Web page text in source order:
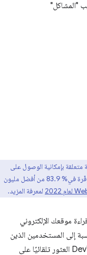
"المشاكل"
متعلقة بإمكانية الوصول على
الويب. في شباط (فبراير) 2022، كانت هذه المشكلة متوفّرة في% 83.9 من أفضل مليون
لمعرفة المزيد.
موقعك الإلكتروني
إلى المستخدمين الذين
يعانون من مشاكل في النظر. يمكن لأداة DevTools العثور تلقائيًا على